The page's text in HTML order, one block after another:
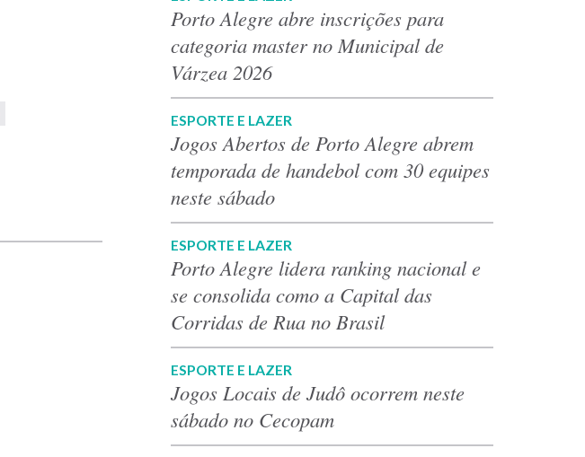
Porto Alegre abre inscrições para
categoria master no Municipal de
Várzea 2026
ESPORTE E LAZER
Jogos Abertos de Porto Alegre abrem
temporada de handebol com 30 equipes
neste sábado
ESPORTE E LAZER
Porto Alegre lidera ranking nacional e
se consolida como a Capital das
Corridas de Rua no Brasil
ESPORTE E LAZER
Jogos Locais de Judô ocorrem neste
sábado no Cecopam